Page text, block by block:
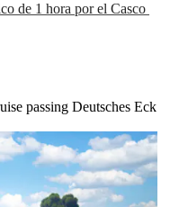
de 1 hora por el Casco
passing Deutsches Eck